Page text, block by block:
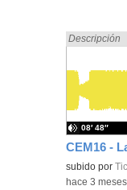
CEM16 -
Encontrado
Descripción
subido por
08′ 48″
-hace 3 meses